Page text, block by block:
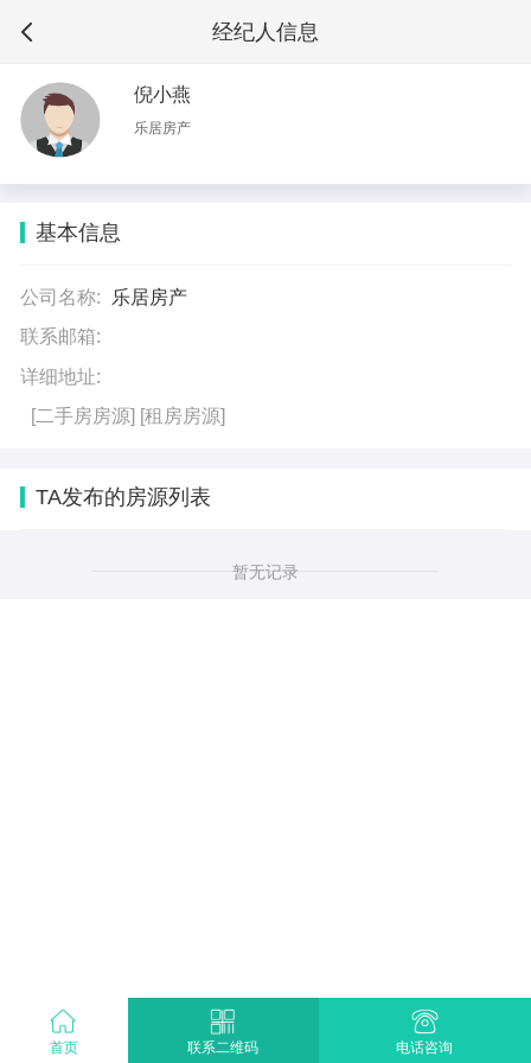
经纪人信息
首页 联系二维码 电话咨询
倪小燕
乐居房产
基本信息
公司名称:
乐居房产
联系邮箱:
详细地址:
[二手房房源] [租房房源]
TA发布的房源列表
暂无记录